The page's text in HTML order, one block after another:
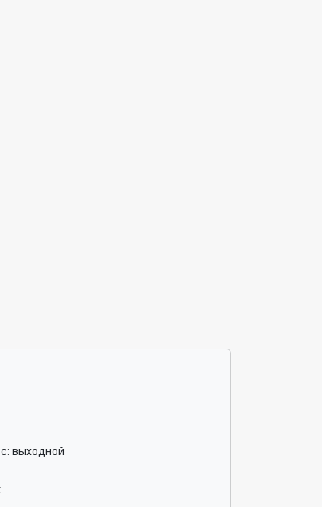
выходной